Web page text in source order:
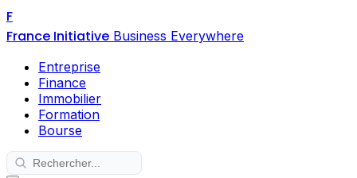
F
France Initiative Business Everywhere
Entreprise
Finance
Immobilier
Formation
Bourse